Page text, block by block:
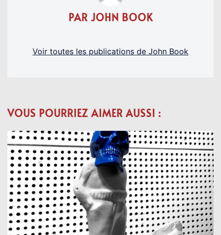
PAR JOHN BOOK
Voir toutes les publications de John Book
VOUS POURRIEZ AIMER AUSSI :